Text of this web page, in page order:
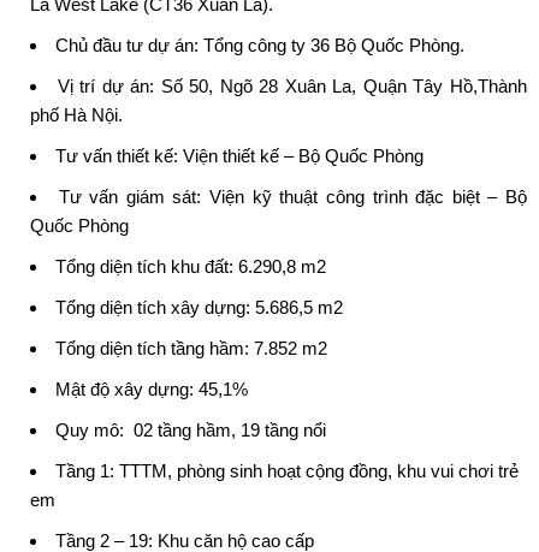
Chủ đầu tư dự án: Tổng công ty 36 Bộ Quốc Phòng.
Vị trí dự án: Số 50, Ngõ 28 Xuân La, Quận Tây Hồ,Thành
phố Hà Nội.
Tư vấn thiết kế: Viện thiết kế – Bộ Quốc Phòng
Tư vấn giám sát: Viện kỹ thuật công trình đặc biệt – Bộ
Quốc Phòng
Tổng diện tích khu đất: 6.290,8 m2
Tổng diện tích xây dựng: 5.686,5 m2
Tổng diện tích tầng hầm: 7.852 m2
Mật độ xây dựng: 45,1%
Quy mô: 02 tầng hầm, 19 tầng nổi
Tầng 1: TTTM, phòng sinh hoạt cộng đồng, khu vui chơi trẻ
em
Tầng 2 – 19: Khu căn hộ cao cấp